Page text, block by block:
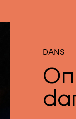
DANS